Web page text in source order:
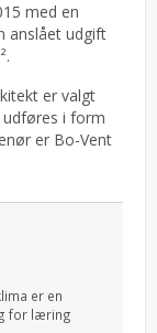
med en
anslået udgift
er valgt
i form
er Bo-Vent
er en
for læring